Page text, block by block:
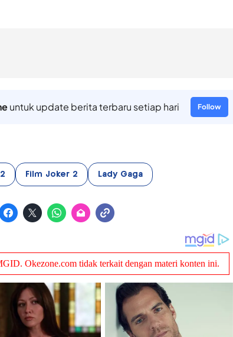
untuk update berita terbaru setiap hari Follow
Film Joker 2 Lady Gaga